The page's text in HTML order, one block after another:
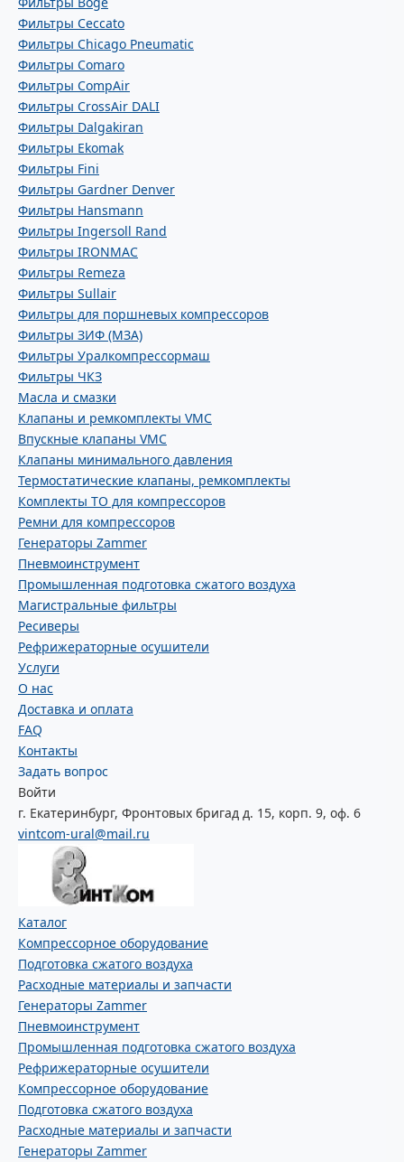
Фильтры Ceccato
Фильтры Chicago Pneumatic
Фильтры Comaro
Фильтры CompAir
Фильтры CrossAir DALI
Фильтры Dalgakiran
Фильтры Ekomak
Фильтры Fini
Фильтры Gardner Denver
Фильтры Hansmann
Фильтры Ingersoll Rand
Фильтры IRONMAC
Фильтры Remeza
Фильтры Sullair
Фильтры для поршневых компрессоров
Фильтры ЗИФ (МЗА)
Фильтры Уралкомпрессормаш
Фильтры ЧКЗ
Масла и смазки
Клапаны и ремкомплекты VMC
Впускные клапаны VMC
Клапаны минимального давления
Термостатические клапаны, ремкомплекты
Комплекты ТО для компрессоров
Ремни для компрессоров
Генераторы Zammer
Пневмоинструмент
Промышленная подготовка сжатого воздуха
Магистральные фильтры
Ресиверы
Рефрижераторные осушители
Услуги
О нас
Доставка и оплата
FAQ
Контакты
Задать вопрос
Войти
г. Екатеринбург, Фронтовых бригад д. 15, корп. 9, оф. 6
vintcom-ural@mail.ru
Каталог
Компрессорное оборудование
Подготовка сжатого воздуха
Расходные материалы и запчасти
Генераторы Zammer
Пневмоинструмент
Промышленная подготовка сжатого воздуха
Рефрижераторные осушители
Компрессорное оборудование
Подготовка сжатого воздуха
Расходные материалы и запчасти
Генераторы Zammer